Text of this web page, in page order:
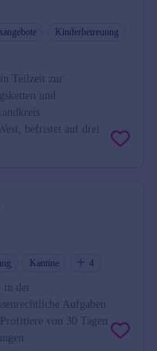
Kinderbetreuung
Teilzeit zur
und
befristet auf drei
Kantine 4
in der
Aufgaben
von 30 Tagen